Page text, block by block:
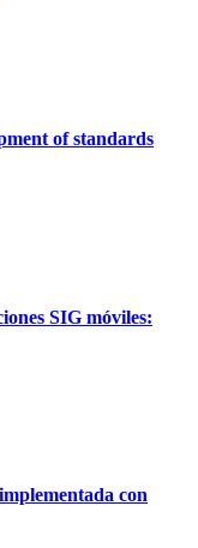
of standards
SIG móviles:
con